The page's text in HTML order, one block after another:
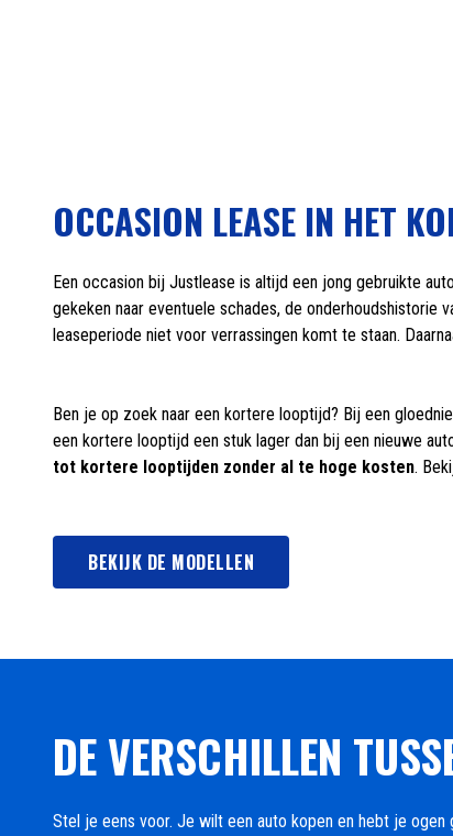
OCCASION LEASE IN HET
Een occasion bij Justlease is altijd een jong gebruikte
gekeken naar eventuele schades, de
leaseperiode niet voor verrassingen komt te staan.
Ben je op zoek naar een kortere looptijd? Bij een
een kortere looptijd een stuk lager dan bij een nieuwe
tot kortere looptijden zonder al te hoge kosten.
BEKIJK DE MODELLEN
DE VERSCHILLEN
Stel je eens voor. Je wilt een auto kopen en hebt je